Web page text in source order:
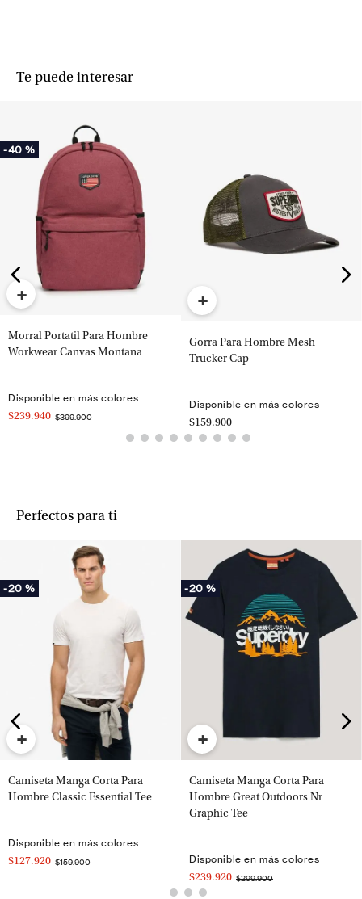
Te puede interesar
-40 %
+
Morral Portatil Para Hombre
Workwear Canvas Montana
Disponible en más colores
$239.940 $399.900
+
Gorra Para Hombre Mesh
Trucker Cap
Disponible en más colores
$159.900
Perfectos para ti
-20 %
+
Camiseta Manga Corta Para
Hombre Classic Essential Tee
Disponible en más colores
$127.920 $159.900
-20 %
+
Camiseta Manga Corta Para
Hombre Great Outdoors Nr
Graphic Tee
Disponible en más colores
$239.920 $299.900